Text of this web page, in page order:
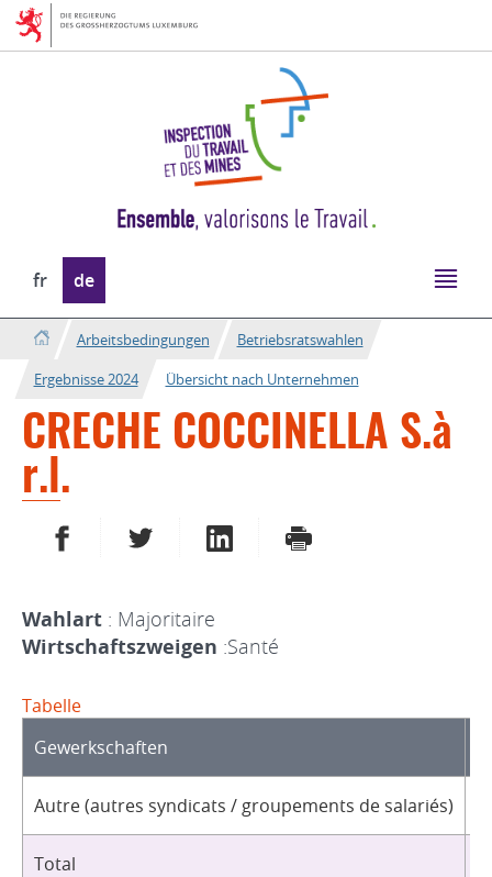
Zur
Navigation
Zum
Inhalt
Sprache
wechseln
fr de
Arbeitsbedingungen
Betriebsratswahlen
Ergebnisse 2024
Übersicht nach Unternehmen
CRECHE COCCINELLA S.à
r.l.
AUF FACEBOOK TEILENAUF TWITTER TEILENAUF LINKEDIN TEILEN
DRUCKEN
Wahlart : Majoritaire
Wirtschaftszweigen :Santé
Tabelle
Gewerkschaften
Autre (autres syndicats / groupements de salariés)
Total